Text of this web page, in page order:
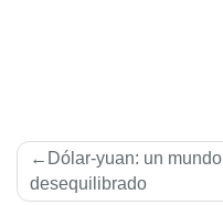
Navegación
de
Dólar-yuan: un mundo
desequilibrado